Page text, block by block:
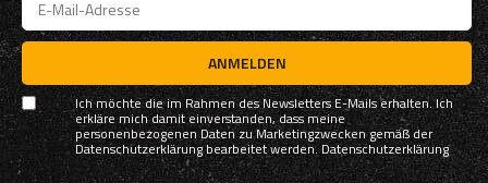
ANMELDEN
Ich möchte die im Rahmen des Newsletters E-Mails erhalten. Ich
erkläre mich damit einverstanden, dass meine
personenbezogenen Daten zu Marketingzwecken gemäß der
Datenschutzerklärung bearbeitet werden.Datenschutzerklärung